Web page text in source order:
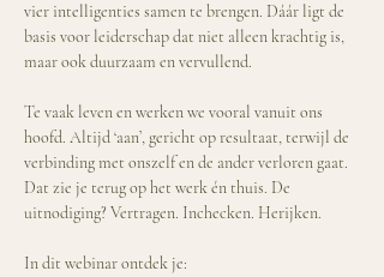
vier intelligenties samen te brengen. Dáár ligt de
basis voor leiderschap dat niet alleen krachtig is,
maar ook duurzaam en vervullend.
Te vaak leven en werken we vooral vanuit ons
hoofd. Altijd ‘aan’, gericht op resultaat, terwijl de
verbinding met onszelf en de ander verloren gaat.
Dat zie je terug op het werk én thuis. De
uitnodiging? Vertragen. Inchecken. Herijken.
In dit webinar ontdek je: